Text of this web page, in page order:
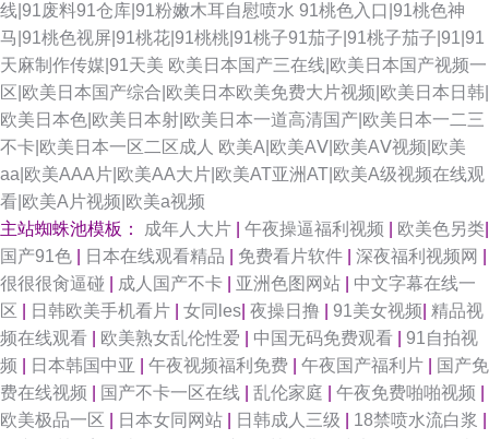
线|91废料91仓库|91粉嫩木耳自慰喷水 91桃色入口|91桃色神
马|91桃色视屏|91桃花|91桃桃|91桃子91茄子|91桃子茄子|91|91
天麻制作传媒|91天美 欧美日本国产三在线|欧美日本国产视频一
区|欧美日本国产综合|欧美日本欧美免费大片视频|欧美日本日韩|
欧美日本色|欧美日本射|欧美日本一道高清国产|欧美日本一二三
不卡|欧美日本一区二区成人 欧美A|欧美AⅤ|欧美AⅤ视频|欧美
aa|欧美AAA片|欧美AA大片|欧美AT亚洲AT|欧美A级视频在线观
看|欧美A片视频|欧美a视频
主站蜘蛛池模板：
成年人大片 午夜操逼福利视频 欧美色另类
国产91色
日本在线观看精品 免费看片软件 深夜福利视频网
很很很肏逼碰
成人国产不卡 亚洲色图网站
中文字幕在线一
区
日韩欧美手机看片 女同les 夜操日撸 91美女视频 精品视
频在线观看
欧美熟女乱伦性爱 中国无码免费观看
91自拍视
频
日本韩国中亚 午夜视频福利免费 午夜国产福利片
国产免
费在线视频
国产不卡一区在线 乱伦家庭 午夜免费啪啪视频
欧美极品一区
日本女同网站 日韩成人三级 18禁喷水流白浆